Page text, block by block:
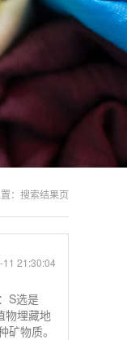
： 搜索结果页
21:30:04
S选是
物埋藏地
物质。